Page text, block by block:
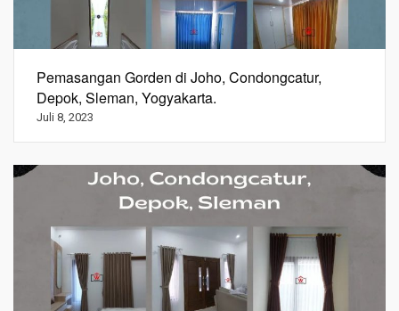
Pemasangan Gorden di Joho, Condongcatur,
Depok, Sleman, Yogyakarta.
Juli 8, 2023